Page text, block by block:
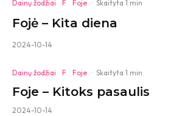
Dainų žodžiai F Foje · Skaityta 1 min
Fojė – Kita diena
2024-10-14
Dainų žodžiai F Foje · Skaityta 1 min
Foje – Kitoks pasaulis
2024-10-14